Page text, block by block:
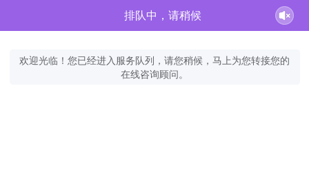
排队中，请稍候
欢迎光临！您已经进入服务队列，请您稍候，马上为您转接您的
在线咨询顾问。